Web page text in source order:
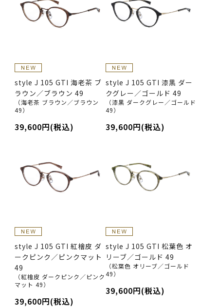
style J 105 GTI 海老茶 ブ
ラウン／ブラウン 49
（海老茶 ブラウン／ブラウン
49）
39,600円(税込)
style J 105 GTI 漆黒 ダー
クグレー／ゴールド 49
（漆黒 ダークグレー／ゴールド
49）
39,600円(税込)
style J 105 GTI 紅檜皮 ダ
ークピンク／ピンクマット
49
（紅檜皮 ダークピンク／ピンク
マット 49）
39,600円(税込)
style J 105 GTI 松葉色 オ
リーブ／ゴールド 49
（松葉色 オリーブ／ゴールド
49）
39,600円(税込)